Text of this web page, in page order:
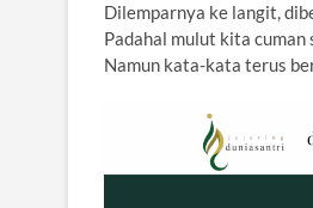
Dilemparnya ke langit,
Padahal mulut kita cuman
Namun kata-kata terus